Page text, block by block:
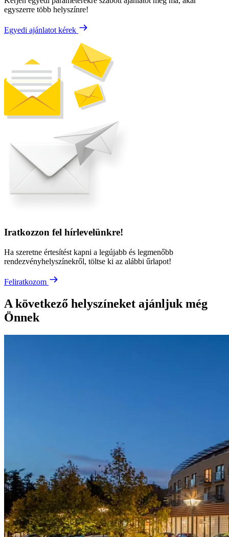
egyszerre több helyszínre!
Egyedi ajánlatot kérek
Iratkozzon fel hírlevelünkre!
Ha szeretne értesítést kapni a legújabb és legmenőbb
rendezvényhelyszínekről, töltse ki az alábbi űrlapot!
Feliratkozom
A következő helyszíneket ajánljuk még
Önnek